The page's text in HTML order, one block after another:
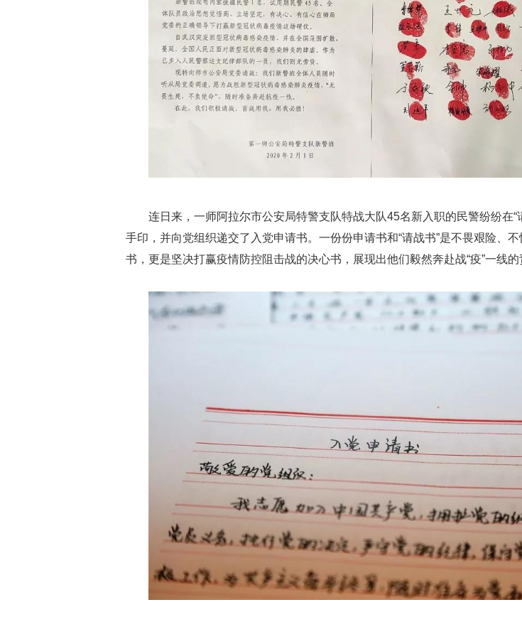
连日来，一师阿拉尔市公安局特警支队特战大队45名新入职的民警纷纷在“
手印，并向党组织递交了入党申请书。一份份申请书和“请战书”是不畏艰险、
书，更是坚决打赢疫情防控阻击战的决心书，展现出他们毅然奔赴战“疫”一线的